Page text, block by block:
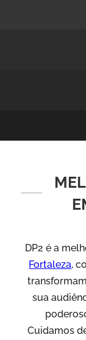
DP2 é a
Fortaleza,
sua
Cuidamos